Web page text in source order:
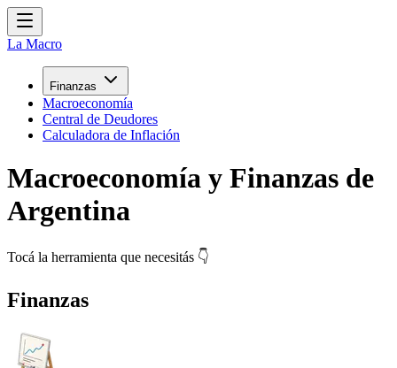
La Macro
Finanzas
Macroeconomía
Central de Deudores
Calculadora de Inflación
Macroeconomía y Finanzas de
Argentina
Tocá la herramienta que necesitás 👇
Finanzas